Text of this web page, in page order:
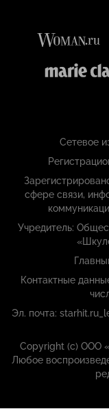
Сетевое
сфере связи,
Учредитель:
Контактные
Эл. почта:
Copyright (с) ООО
Любое